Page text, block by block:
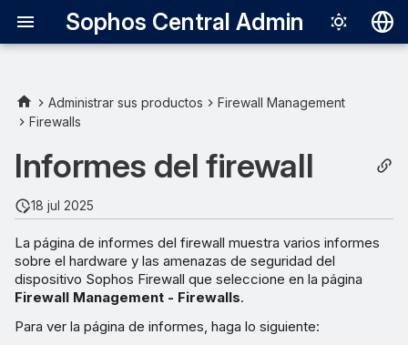
Sophos Central Admin
English
한국어
中文（繁體）
Administrar sus productos
Firewall Management
Firewalls
Informes del firewall
18 jul 2025
La página de informes del firewall muestra varios informes
sobre el hardware y las amenazas de seguridad del
dispositivo Sophos Firewall que seleccione en la página
Firewall Management - Firewalls.
Para ver la página de informes, haga lo siguiente: